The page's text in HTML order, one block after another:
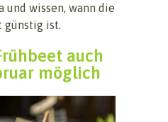
und wissen, wann die
günstig ist.
auch
möglich